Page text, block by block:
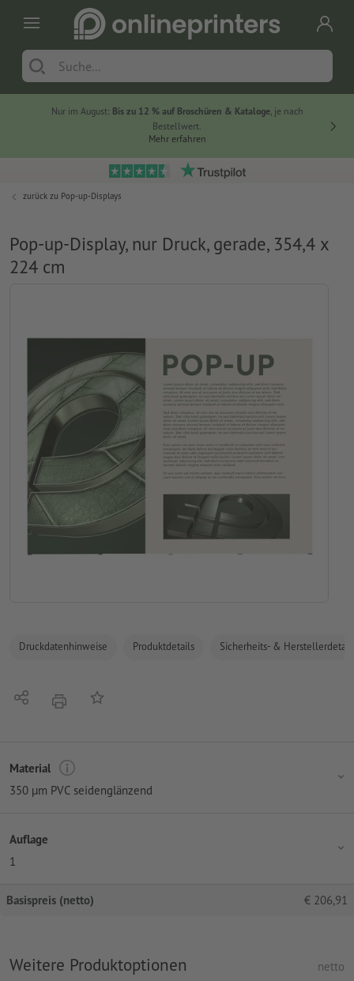
Nur im August: Bis zu 12 % auf Broschüren & Kataloge, je nach
Bestellwert.
Mehr erfahren
zurück zu Pop-up-Displays
Pop-up-Display, nur Druck, gerade, 354,4 x
224 cm
Druckdatenhinweise Produktdetails Sicherheits- &
Teilen DruckenAuf die Merkliste
Material
350 µm PVC seidenglänzend
Auflage
1
Basispreis (netto) € 206,91
Weitere Produktoptionen netto